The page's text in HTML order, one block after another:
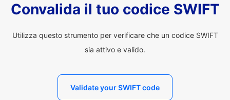
Convalida il tuo codice SWIFT
Utilizza questo strumento per verificare che un codice SWIFT
sia attivo e valido.
Validate your SWIFT code